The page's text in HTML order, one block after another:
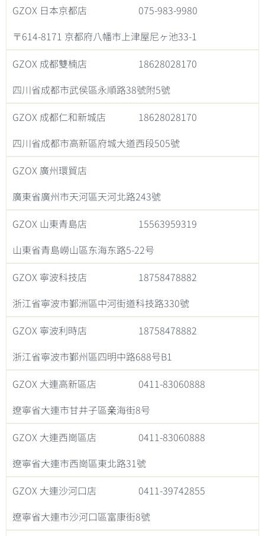
GZOX 日本京都店
075-983-9980
〒614-8171 京都府八幡市上津屋尼ヶ池33-1
GZOX 成都雙楠店
18628028170
四川省成都市武侯區永順路38號附5號
GZOX 成都仁和新城店
18628028170
四川省成都市高新區府城大道西段505號
GZOX 廣州環貿店
廣東省廣州市天河區天河北路243號
GZOX 山東青島店
15563959319
山東省青島嶗山區东海东路5-22号
GZOX 寧波科技店
18758478882
浙江省寧波市鄞洲區中河街道科技路330號
GZOX 寧波利時店
18758478882
浙江省寧波市鄞州區四明中路688号B1
GZOX 大連高新區店
0411-83060888
遼寧省大連市甘井子區亲海街8号
GZOX 大連西崗區店
0411-83060888
遼寧省大連市西崗區東北路31號
GZOX 大連沙河口店
0411-39742855
遼寧省大連市沙河口區富康街8號